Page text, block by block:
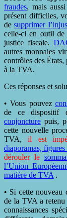
fraudes, mais
présent difficiles,
desupprimer
celle-ci en outil de
justice fiscale.
autres monnaies
contrôles des
à la TVA.
Ces réponses et
• Vous pouvez
de ce dispositif
conjoncture puis,
cette nouvelle
TVA,il est
diaporamas,
dérouler le
l’Union
matière de TVA .
• Si cette nouveau
de la TVA a retenu
connaissances